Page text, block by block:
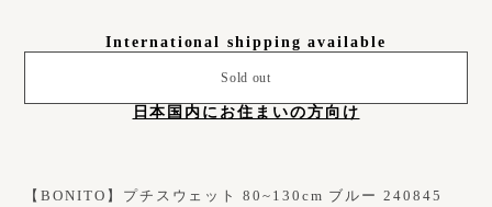
International shipping available
Sold out
日本国内にお住まいの方向け
【BONITO】プチスウェット 80~130cm ブルー 240845